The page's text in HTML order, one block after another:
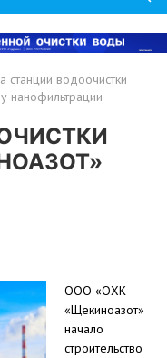
станции водоочистки
нанофильтрации
ООО «ОХК
«Щекиноазот»
начало
строительство